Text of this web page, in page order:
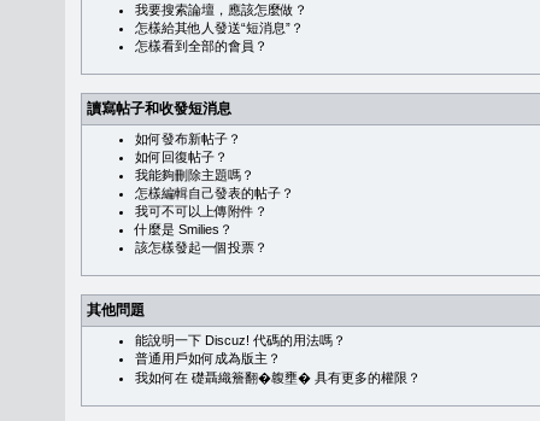
我要搜索論壇，應該怎麼做？
怎樣給其他人發送“短消息”？
怎樣看到全部的會員？
讀寫帖子和收發短消息
如何發布新帖子？
如何回復帖子？
我能夠刪除主題嗎？
怎樣編輯自己發表的帖子？
我可不可以上傳附件？
什麼是 Smilies？
該怎樣發起一個投票？
其他問題
能說明一下 Discuz! 代碼的用法嗎？
普通用戶如何成為版主？
我如何在 礎聶織簷翻�䪖壅� 具有更多的權限？